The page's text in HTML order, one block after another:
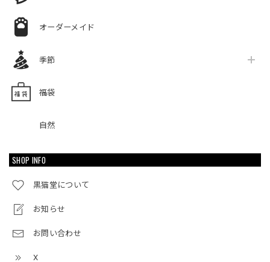
オーダーメイド
季節
福袋
自然
SHOP INFO
黒猫堂について
お知らせ
お問い合わせ
X